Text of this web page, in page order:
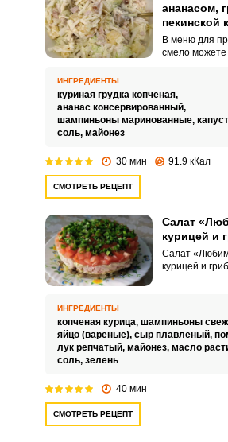
ананасом,
пекинской
В меню для
смело можете
ингредиентов
салат
сытным.
ИНГРЕДИЕНТЫ
куриная грудка копченая,
ананас консервированный,
шампиньоны маринованные,
соль, майонез
30 мин 91.9 кКал
СМОТРЕТЬ РЕЦЕПТ
Салат
курицей и
Салат
курицей и
курицей и
берутся яйца
сыром и
ИНГРЕДИЕНТЫ
копченая курица, шампиньоны
яйцо (вареные), сыр плавленый,
лук репчатый, майонез, масло
соль, зелень
40 мин
СМОТРЕТЬ РЕЦЕПТ